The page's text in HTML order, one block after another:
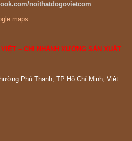
noithatdogovietcom
maps
– CHI NHÁNH XƯỞNG SẢN XUẤT
Phú Thạnh, TP Hồ Chí Minh, Việt